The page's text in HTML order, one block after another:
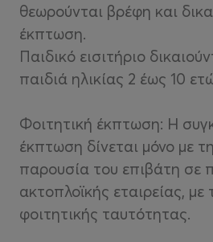
θεωρούνται βρέφη και
έκπτωση.
Παιδικό εισιτήριο
παιδιά ηλικίας 2 έως 10
Φοιτητική έκπτωση: Η
έκπτωση δίνεται μόνο με
παρουσία του επιβάτη σε
ακτοπλοϊκής εταιρείας, με
φοιτητικής ταυτότητας.